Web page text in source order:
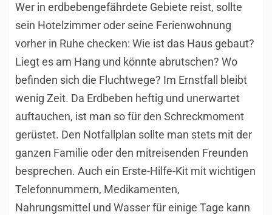
Wer in erdbebengefährdete Gebiete reist, sollte
sein Hotelzimmer oder seine Ferienwohnung
vorher in Ruhe checken: Wie ist das Haus gebaut?
Liegt es am Hang und könnte abrutschen? Wo
befinden sich die Fluchtwege? Im Ernstfall bleibt
wenig Zeit. Da Erdbeben heftig und unerwartet
auftauchen, ist man so für den Schreckmoment
gerüstet. Den Notfallplan sollte man stets mit der
ganzen Familie oder den mitreisenden Freunden
besprechen. Auch ein Erste-Hilfe-Kit mit wichtigen
Telefonnummern, Medikamenten,
Nahrungsmittel und Wasser für einige Tage kann